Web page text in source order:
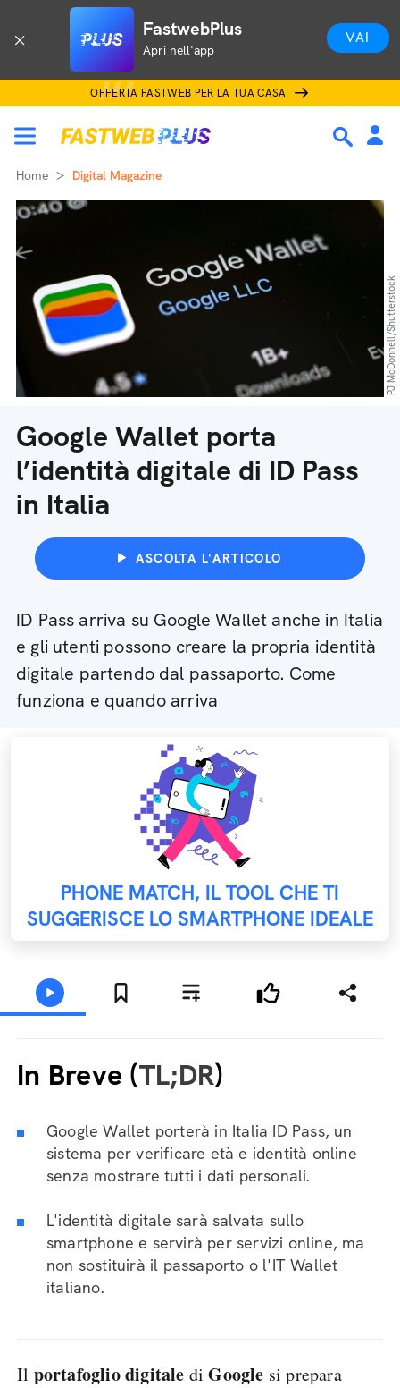
FastwebPlus
Apri nell'app
VAI
OFFERTA FASTWEB PER LA TUA CASA
Home Digital Magazine
Google Wallet porta
l’identità digitale di ID Pass
in Italia
ASCOLTA L'ARTICOLO
ID Pass arriva su Google Wallet anche in Italia
e gli utenti possono creare la propria identità
digitale partendo dal passaporto. Come
funziona e quando arriva
PJ McDonnell/Shutterstock
PHONE MATCH, IL TOOL CHE TI
SUGGERISCE LO SMARTPHONE IDEALE
In Breve (TL;DR)
Google Wallet porterà in Italia ID Pass, un
sistema per verificare età e identità online
senza mostrare tutti i dati personali.
L'identità digitale sarà salvata sullo
smartphone e servirà per servizi online, ma
non sostituirà il passaporto o l'IT Wallet
italiano.
Il portafoglio digitale diGoogle si prepara